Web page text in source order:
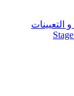
التعيينات